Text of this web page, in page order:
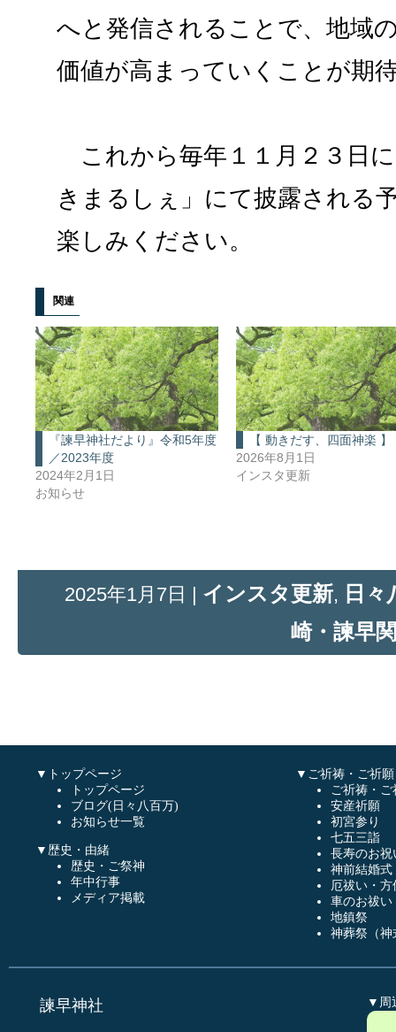
へと発信されることで、地域
価値が高まっていくことが期
これから毎年１１月２３日
きまるしぇ」にて披露される
楽しみください。
関連
『諫早神社だより』令和5年度
／2023年度
2024年2月1日
お知らせ
【 動きだす、四面神楽 】
2026年8月1日
インスタ更新
2025年1月7日 | インスタ更新, 日々
崎・諫早
▼トップページ
トップページ
ブログ(日々八百万)
お知らせ一覧
▼歴史・由緒
歴史・ご祭神
年中行事
メディア掲載
▼ご祈祷・ご祈願
ご祈祷・ご
安産祈願
初宮参り
七五三詣
長寿のお祝
神前結婚式
厄祓い・方
車のお祓い
地鎮祭
神葬祭（神
諫早神社 ▼周